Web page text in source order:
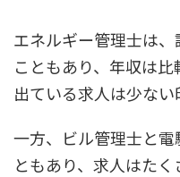
エネルギー管理士は
こともあり、年収は
出ている求人は少ない
一方、ビル管理士と
ともあり、求人はたく